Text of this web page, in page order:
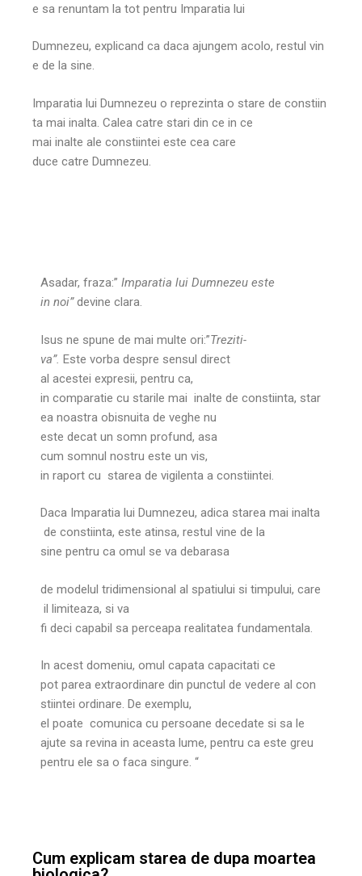
e sa renuntam la tot pentru Imparatia lui
Dumnezeu, explicand ca daca ajungem acolo, restul vin
e de la sine.
Imparatia lui Dumnezeu o reprezinta o stare de constiin
ta mai inalta. Calea catre stari din ce in ce
mai inalte ale constiintei este cea care
duce catre Dumnezeu.
Asadar, fraza:” Imparatia lui Dumnezeu este
in noi”devine clara.
Isus ne spune de mai multe ori:”Treziti-
va”. Este vorba despre sensul direct
al acestei expresii, pentru ca,
in comparatie cu starile mai inalte de constiinta, star
ea noastra obisnuita de veghe nu
este decat un somn profund, asa
cum somnul nostru este un vis,
in raport cu starea de vigilenta a constiintei.
Daca Imparatia lui Dumnezeu, adica starea mai inalta
de constiinta, este atinsa, restul vine de la
sine pentru ca omul se va debarasa
de modelul tridimensional al spatiului si timpului, care
il limiteaza, si va
fi deci capabil sa perceapa realitatea fundamentala.
In acest domeniu, omul capata capacitati ce
pot parea extraordinare din punctul de vedere al con
stiintei ordinare. De exemplu,
el poate comunica cu persoane decedate si sa le
ajute sa revina in aceasta lume, pentru ca este greu
pentru ele sa o faca singure. “
Cum explicam starea de dupa moartea